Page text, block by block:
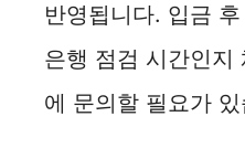
반영됩니다. 입금
은행 점검 시간인지
에 문의할 필요가